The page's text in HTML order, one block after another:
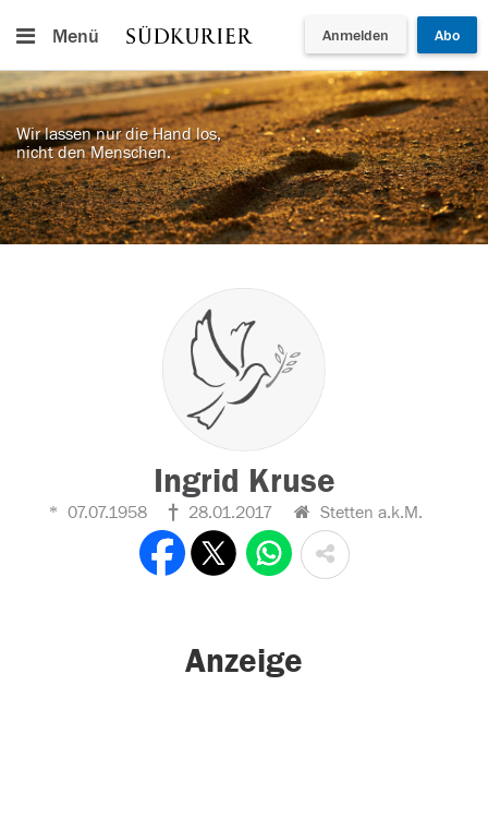
Menü Anmelden Abo
Wir lassen nur die Hand los,
nicht den Menschen.
Ingrid Kruse
07.07.1958 28.01.2017 Stetten a.k.M.
Anzeige